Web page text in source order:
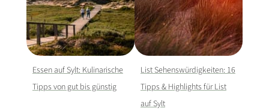
Essen auf Sylt: Kulinarische
Tipps von gut bis günstig
List Sehenswürdigkeiten: 16
Tipps & Highlights für List
auf Sylt